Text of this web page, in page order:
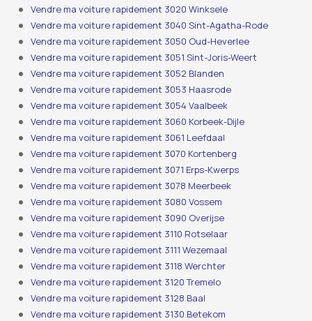
Vendre ma voiture rapidement 3020 Winksele
Vendre ma voiture rapidement 3040 Sint-Agatha-Rode
Vendre ma voiture rapidement 3050 Oud-Heverlee
Vendre ma voiture rapidement 3051 Sint-Joris-Weert
Vendre ma voiture rapidement 3052 Blanden
Vendre ma voiture rapidement 3053 Haasrode
Vendre ma voiture rapidement 3054 Vaalbeek
Vendre ma voiture rapidement 3060 Korbeek-Dijle
Vendre ma voiture rapidement 3061 Leefdaal
Vendre ma voiture rapidement 3070 Kortenberg
Vendre ma voiture rapidement 3071 Erps-Kwerps
Vendre ma voiture rapidement 3078 Meerbeek
Vendre ma voiture rapidement 3080 Vossem
Vendre ma voiture rapidement 3090 Overijse
Vendre ma voiture rapidement 3110 Rotselaar
Vendre ma voiture rapidement 3111 Wezemaal
Vendre ma voiture rapidement 3118 Werchter
Vendre ma voiture rapidement 3120 Tremelo
Vendre ma voiture rapidement 3128 Baal
Vendre ma voiture rapidement 3130 Betekom